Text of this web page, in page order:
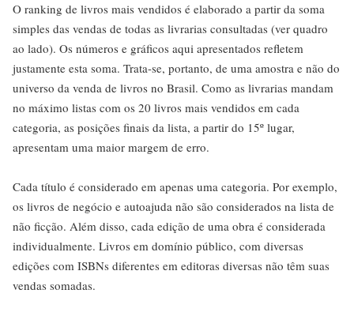
O ranking de livros mais vendidos é elaborado a partir da soma
simples das vendas de todas as livrarias consultadas (ver quadro
ao lado). Os números e gráficos aqui apresentados refletem
justamente esta soma. Trata-se, portanto, de uma amostra e não do
universo da venda de livros no Brasil. Como as livrarias mandam
no máximo listas com os 20 livros mais vendidos em cada
categoria, as posições finais da lista, a partir do 15º lugar,
apresentam uma maior margem de erro.
Cada título é considerado em apenas uma categoria. Por exemplo,
os livros de negócio e autoajuda não são considerados na lista de
não ficção. Além disso, cada edição de uma obra é considerada
individualmente. Livros em domínio público, com diversas
edições com ISBNs diferentes em editoras diversas não têm suas
vendas somadas.